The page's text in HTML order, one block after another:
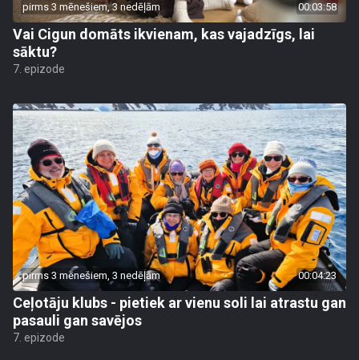
pirms 3 mēnešiem, 3 nedēļām 00:03:58
Vai Cigun domāts ikvienam, kas vajadzīgs, lai
sāktu?
7. epizode
pirms 3 mēnešiem, 3 nedēļām 00:04:23
Ceļotāju klubs - pietiek ar vienu soli lai atrastu gan
pasauli gan savējos
7. epizode